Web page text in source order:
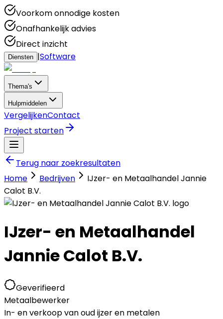
Voorkom onnodige kosten
Onafhankelijk advies
Direct inzicht
Diensten |Software
Thema's
Hulpmiddelen
VergelijkenContact
Project starten
Terug naar zoekresultaten
Home
Bedrijven
IJzer- en Metaalhandel Jannie
Calot B.V.
IJzer- en Metaalhandel
Jannie Calot B.V.
Geverifieerd
Metaalbewerker
In- en verkoop van oud ijzer en metalen